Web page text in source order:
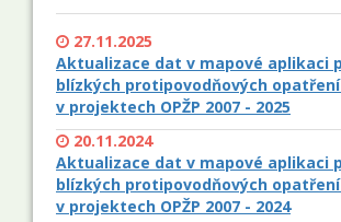
27.11.2025
Aktualizace dat v mapové aplikaci
blízkých protipovodňových
v projektech OPŽP 2007 - 2025
20.11.2024
Aktualizace dat v mapové aplikaci
blízkých protipovodňových
v projektech OPŽP 2007 - 2024